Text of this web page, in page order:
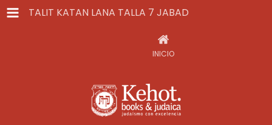
TALIT KATAN LANA TALLA 7 JABAD
INICIO